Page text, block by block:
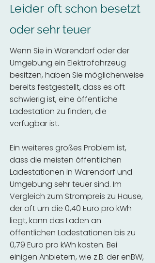
Leider oft schon besetzt
oder sehr teuer
Wenn Sie in Warendorf oder der
Umgebung ein Elektrofahrzeug
besitzen, haben Sie möglicherweise
bereits festgestellt, dass es oft
schwierig ist, eine öffentliche
Ladestation zu finden, die
verfügbar ist.
Ein weiteres großes Problem ist,
dass die meisten öffentlichen
Ladestationen in Warendorf und
Umgebung sehr teuer sind. Im
Vergleich zum Strompreis zu Hause,
der oft um die 0,40 Euro pro kWh
liegt, kann das Laden an
öffentlichen Ladestationen bis zu
0,79 Euro pro kWh kosten. Bei
einigen Anbietern, wie z.B. der enBW,